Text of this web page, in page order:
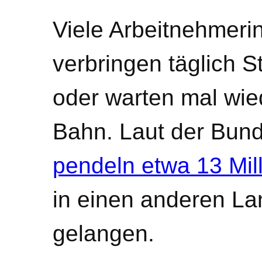
Viele
verbringen täglich
oder warten mal
Bahn. Laut der
pendeln etwa 13
in einen anderen
gelangen.